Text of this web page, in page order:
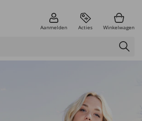
Aanmelden Acties Winkelwagen